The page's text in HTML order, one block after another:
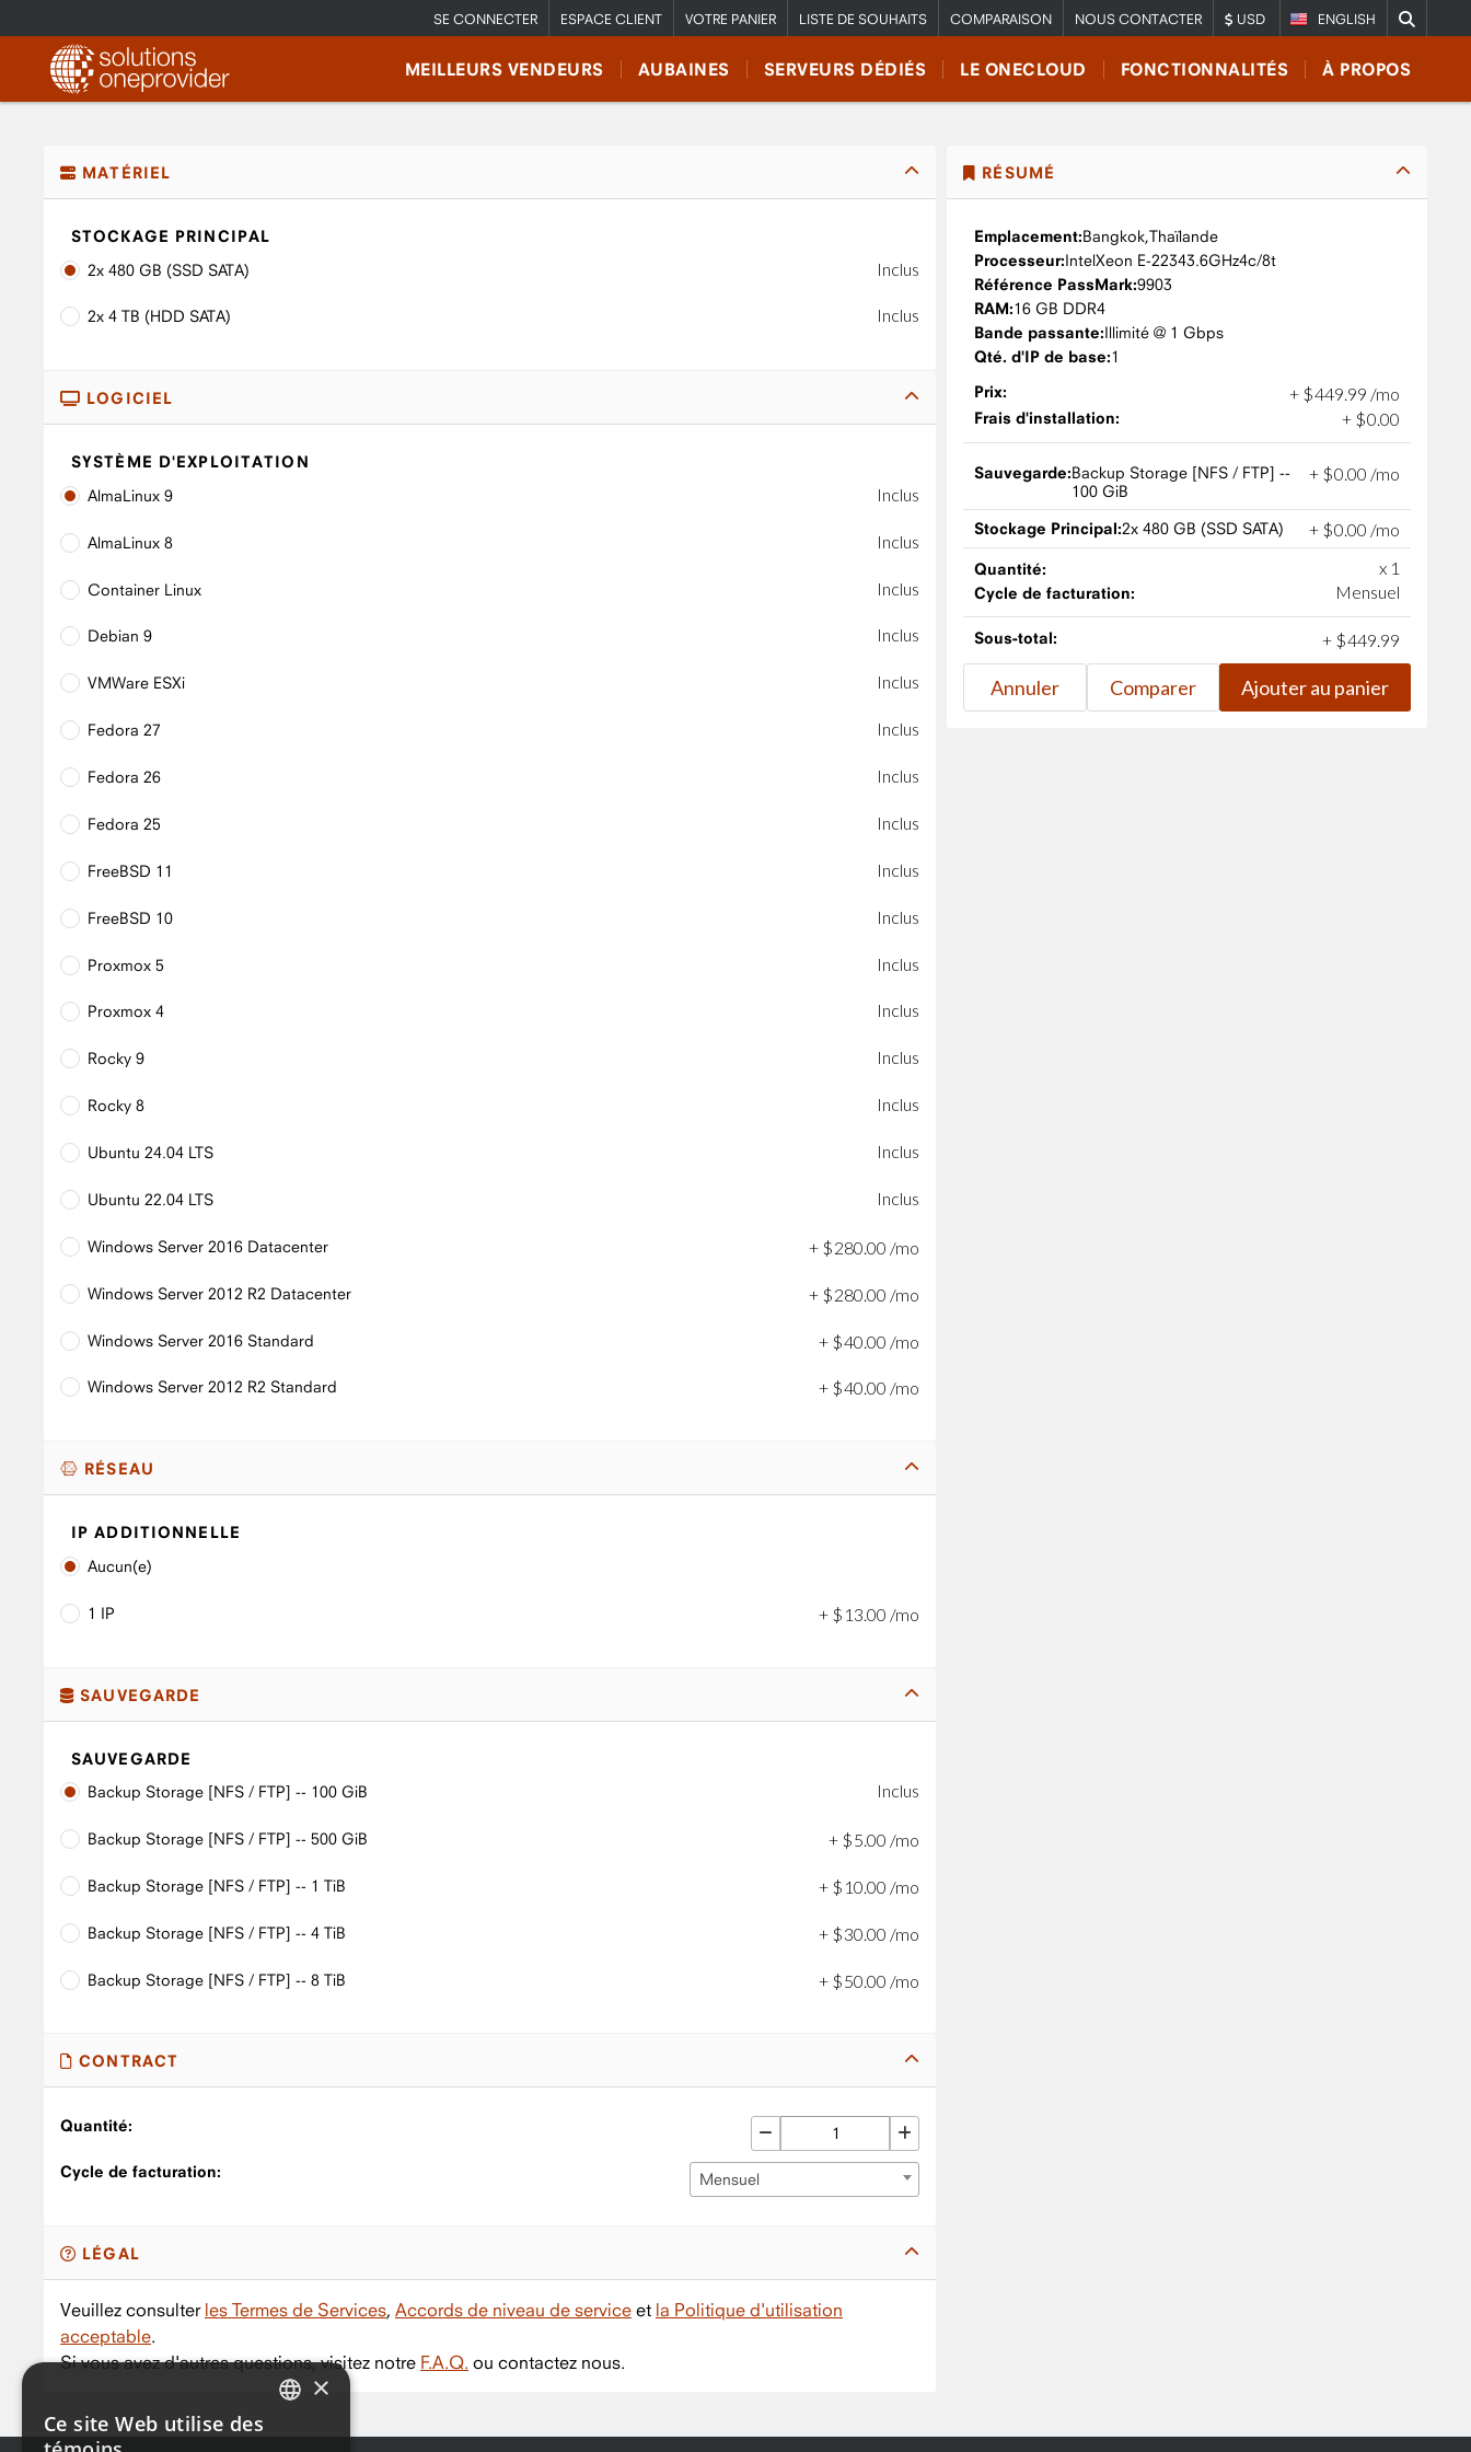
ENGLISH
SE CONNECTER ESPACE CLIENT VOTRE PANIER LISTE DE SOUHAITS COMPARAISON NOUS CONTACTER USD
MEILLEURS VENDEURS AUBAINES SERVEURS DÉDIÉS LE ONECLOUD FONCTIONNALITÉS À PROPOS
MATÉRIEL
STOCKAGE PRINCIPAL
2x 480 GB (SSD SATA)
Inclus
2x 4 TB (HDD SATA) Inclus
LOGICIEL
SYSTÈME D'EXPLOITATION
AlmaLinux 9
Inclus
AlmaLinux 8 Inclus
Container Linux Inclus
Debian 9 Inclus
VMWare ESXi Inclus
Fedora 27 Inclus
Fedora 26 Inclus
Fedora 25 Inclus
FreeBSD 11 Inclus
FreeBSD 10 Inclus
Proxmox 5 Inclus
Proxmox 4 Inclus
Rocky 9 Inclus
Rocky 8 Inclus
Ubuntu 24.04 LTS Inclus
Ubuntu 22.04 LTS Inclus
Windows Server 2016 Datacenter + $280 .00 /mo
Windows Server 2012 R2 Datacenter + $280 .00 /mo
Windows Server 2016 Standard + $40 .00 /mo
Windows Server 2012 R2 Standard + $40.00 /mo
RÉSEAU
IP ADDITIONNELLE
Aucun(e)
1 IP + $ 13 .00 /mo
SAUVEGARDE
SAUVEGARDE
Backup Storage [NFS / FTP] -- 100 GiB
Inclus
Backup Storage [NFS / FTP] -- 500 GiB + $5.00 /mo
Backup Storage [NFS / FTP] -- 1 TiB + $ 10 .00 /mo
Backup Storage [NFS / FTP] -- 4 TiB + $30 .00 /mo
Backup Storage [NFS / FTP] -- 8 TiB + $50 .00 /mo
CONTRACT
Quantité:
Cycle de facturation: Mensuel
LÉGAL
Veuillez consulter les Termes de Services, Accords de niveau de service et la Politique d'utilisation
acceptable.
Si vous avez d'autres questions, visitez notre F.A.Q. ou contactez nous.
RÉSUMÉ
Emplacement:Bangkok,Thaïlande
Processeur:IntelXeon E-22343.6GHz4c/8t
Référence PassMark:9903
RAM:16 GB DDR4
Bande passante:Illimité @ 1 Gbps
Qté. d'IP de base:1
Prix:
+ $449 99 /mo
Frais d'installation: + $0.00
Sauvegarde:Backup Storage [NFS / FTP] --
100 GiB
+ $0.00 /mo
Stockage Principal:2x 480 GB (SSD SATA) + $0.00 /mo
Quantité: x 1
Cycle de facturation: Mensuel
Sous-total: + $449.99
×
Ce site Web utilise des